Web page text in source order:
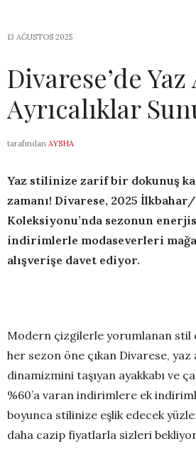
13 AĞUSTOS 2025
Divarese’de
Ayrıcalıklar
tarafından AYSHA
Yaz stilinize zarif bir dokunuş
zamanı! Divarese, 2025
Koleksiyonu’nda sezonun
indirimlerle modaseverleri
alışverişe davet ediyor.
Modern çizgilerle yorumlanan stil
her sezon öne çıkan Divarese, yaz
dinamizmini taşıyan ayakkabı ve
%60’a varan indirimlere ek
boyunca stilinize eşlik edecek
daha cazip fiyatlarla sizleri